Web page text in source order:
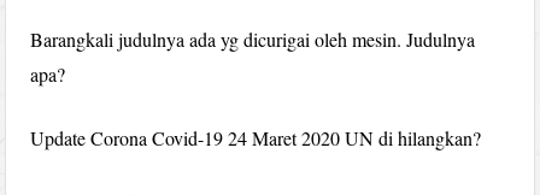
Barangkali judulnya ada yg dicurigai oleh mesin. Judulnya
apa?
Update Corona Covid-19 24 Maret 2020 UN di hilangkan?